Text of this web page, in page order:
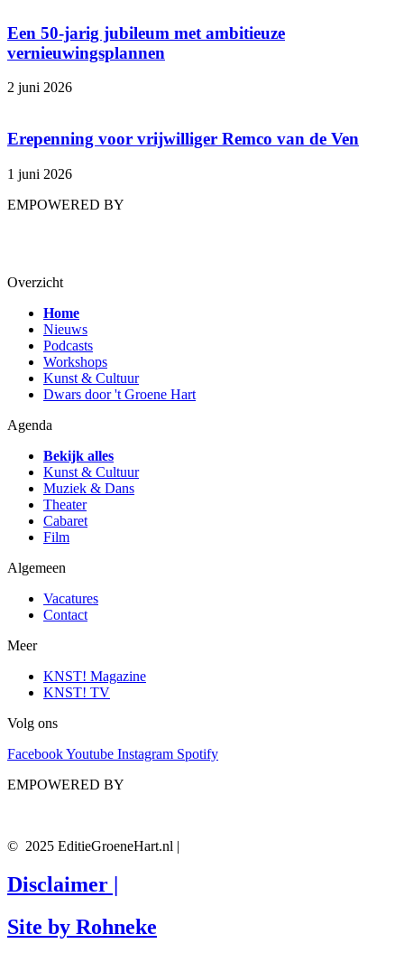
Een 50-jarig jubileum met ambitieuze
vernieuwingsplannen
2 juni 2026
Erepenning voor vrijwilliger Remco van de Ven
1 juni 2026
EMPOWERED BY
Overzicht
Home
Nieuws
Podcasts
Workshops
Kunst & Cultuur
Dwars door 't Groene Hart
Agenda
Bekijk alles
Kunst & Cultuur
Muziek & Dans
Theater
Cabaret
Film
Algemeen
Vacatures
Contact
Meer
KNST! Magazine
KNST! TV
Volg ons
FacebookYoutube Instagram Spotify
EMPOWERED BY
© 2025 EditieGroeneHart.nl |
Disclaimer |
Site by Rohneke